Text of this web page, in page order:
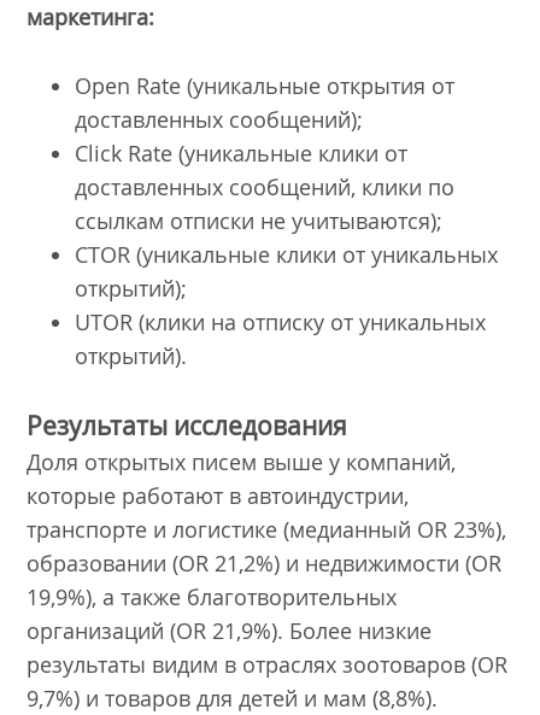
маркетинга:
Open Rate (уникальные открытия от
доставленных сообщений);
Click Rate (уникальные клики от
доставленных сообщений, клики по
ссылкам отписки не учитываются);
CTOR (уникальные клики от уникальных
открытий);
UTOR (клики на отписку от уникальных
открытий).
Результаты исследования
Доля открытых писем выше у компаний,
которые работают в автоиндустрии,
транспорте и логистике (медианный OR 23%),
образовании (OR 21,2%) и недвижимости (OR
19,9%), а также благотворительных
организаций (OR 21,9%). Более низкие
результаты видим в отраслях зоотоваров (OR
9,7%) и товаров для детей и мам (8,8%).